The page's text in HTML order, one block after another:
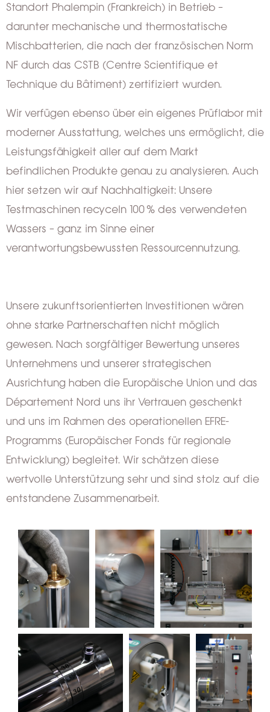
Standort Phalempin (Frankreich) in Betrieb –
darunter mechanische und thermostatische
Mischbatterien, die nach der französischen Norm
NF durch das CSTB (Centre Scientifique et
Technique du Bâtiment) zertifiziert wurden.
Wir verfügen ebenso über ein eigenes Prüflabor mit
moderner Ausstattung, welches uns ermöglicht, die
Leistungsfähigkeit aller auf dem Markt
befindlichen Produkte genau zu analysieren. Auch
hier setzen wir auf Nachhaltigkeit: Unsere
Testmaschinen recyceln 100 % des verwendeten
Wassers – ganz im Sinne einer
verantwortungsbewussten Ressourcennutzung.
Unsere zukunftsorientierten Investitionen wären
ohne starke Partnerschaften nicht möglich
gewesen. Nach sorgfältiger Bewertung unseres
Unternehmens und unserer strategischen
Ausrichtung haben die Europäische Union und das
Département Nord uns ihr Vertrauen geschenkt
und uns im Rahmen des operationellen EFRE-
Programms (Europäischer Fonds für regionale
Entwicklung) begleitet. Wir schätzen diese
wertvolle Unterstützung sehr und sind stolz auf die
entstandene Zusammenarbeit.